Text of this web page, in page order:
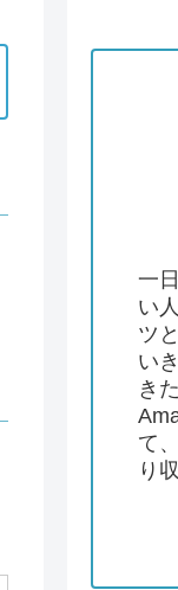
一
い
ツ
い
き
て
り